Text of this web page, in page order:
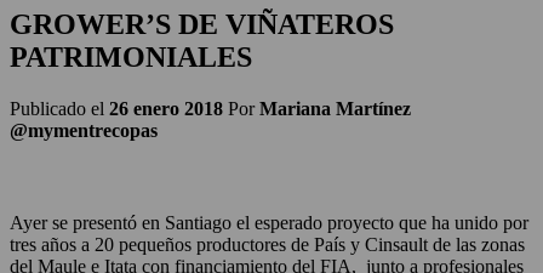
GROWER’S DE VIÑATEROS
PATRIMONIALES
Publicado el 26 enero 2018 PorMariana Martínez
@mymentrecopas
Ayer se presentó en Santiago el esperado proyecto que ha unido por
tres años a 20 pequeños productores de País y Cinsault de las zonas
del Maule e Itata con financiamiento del FIA, junto a profesionales